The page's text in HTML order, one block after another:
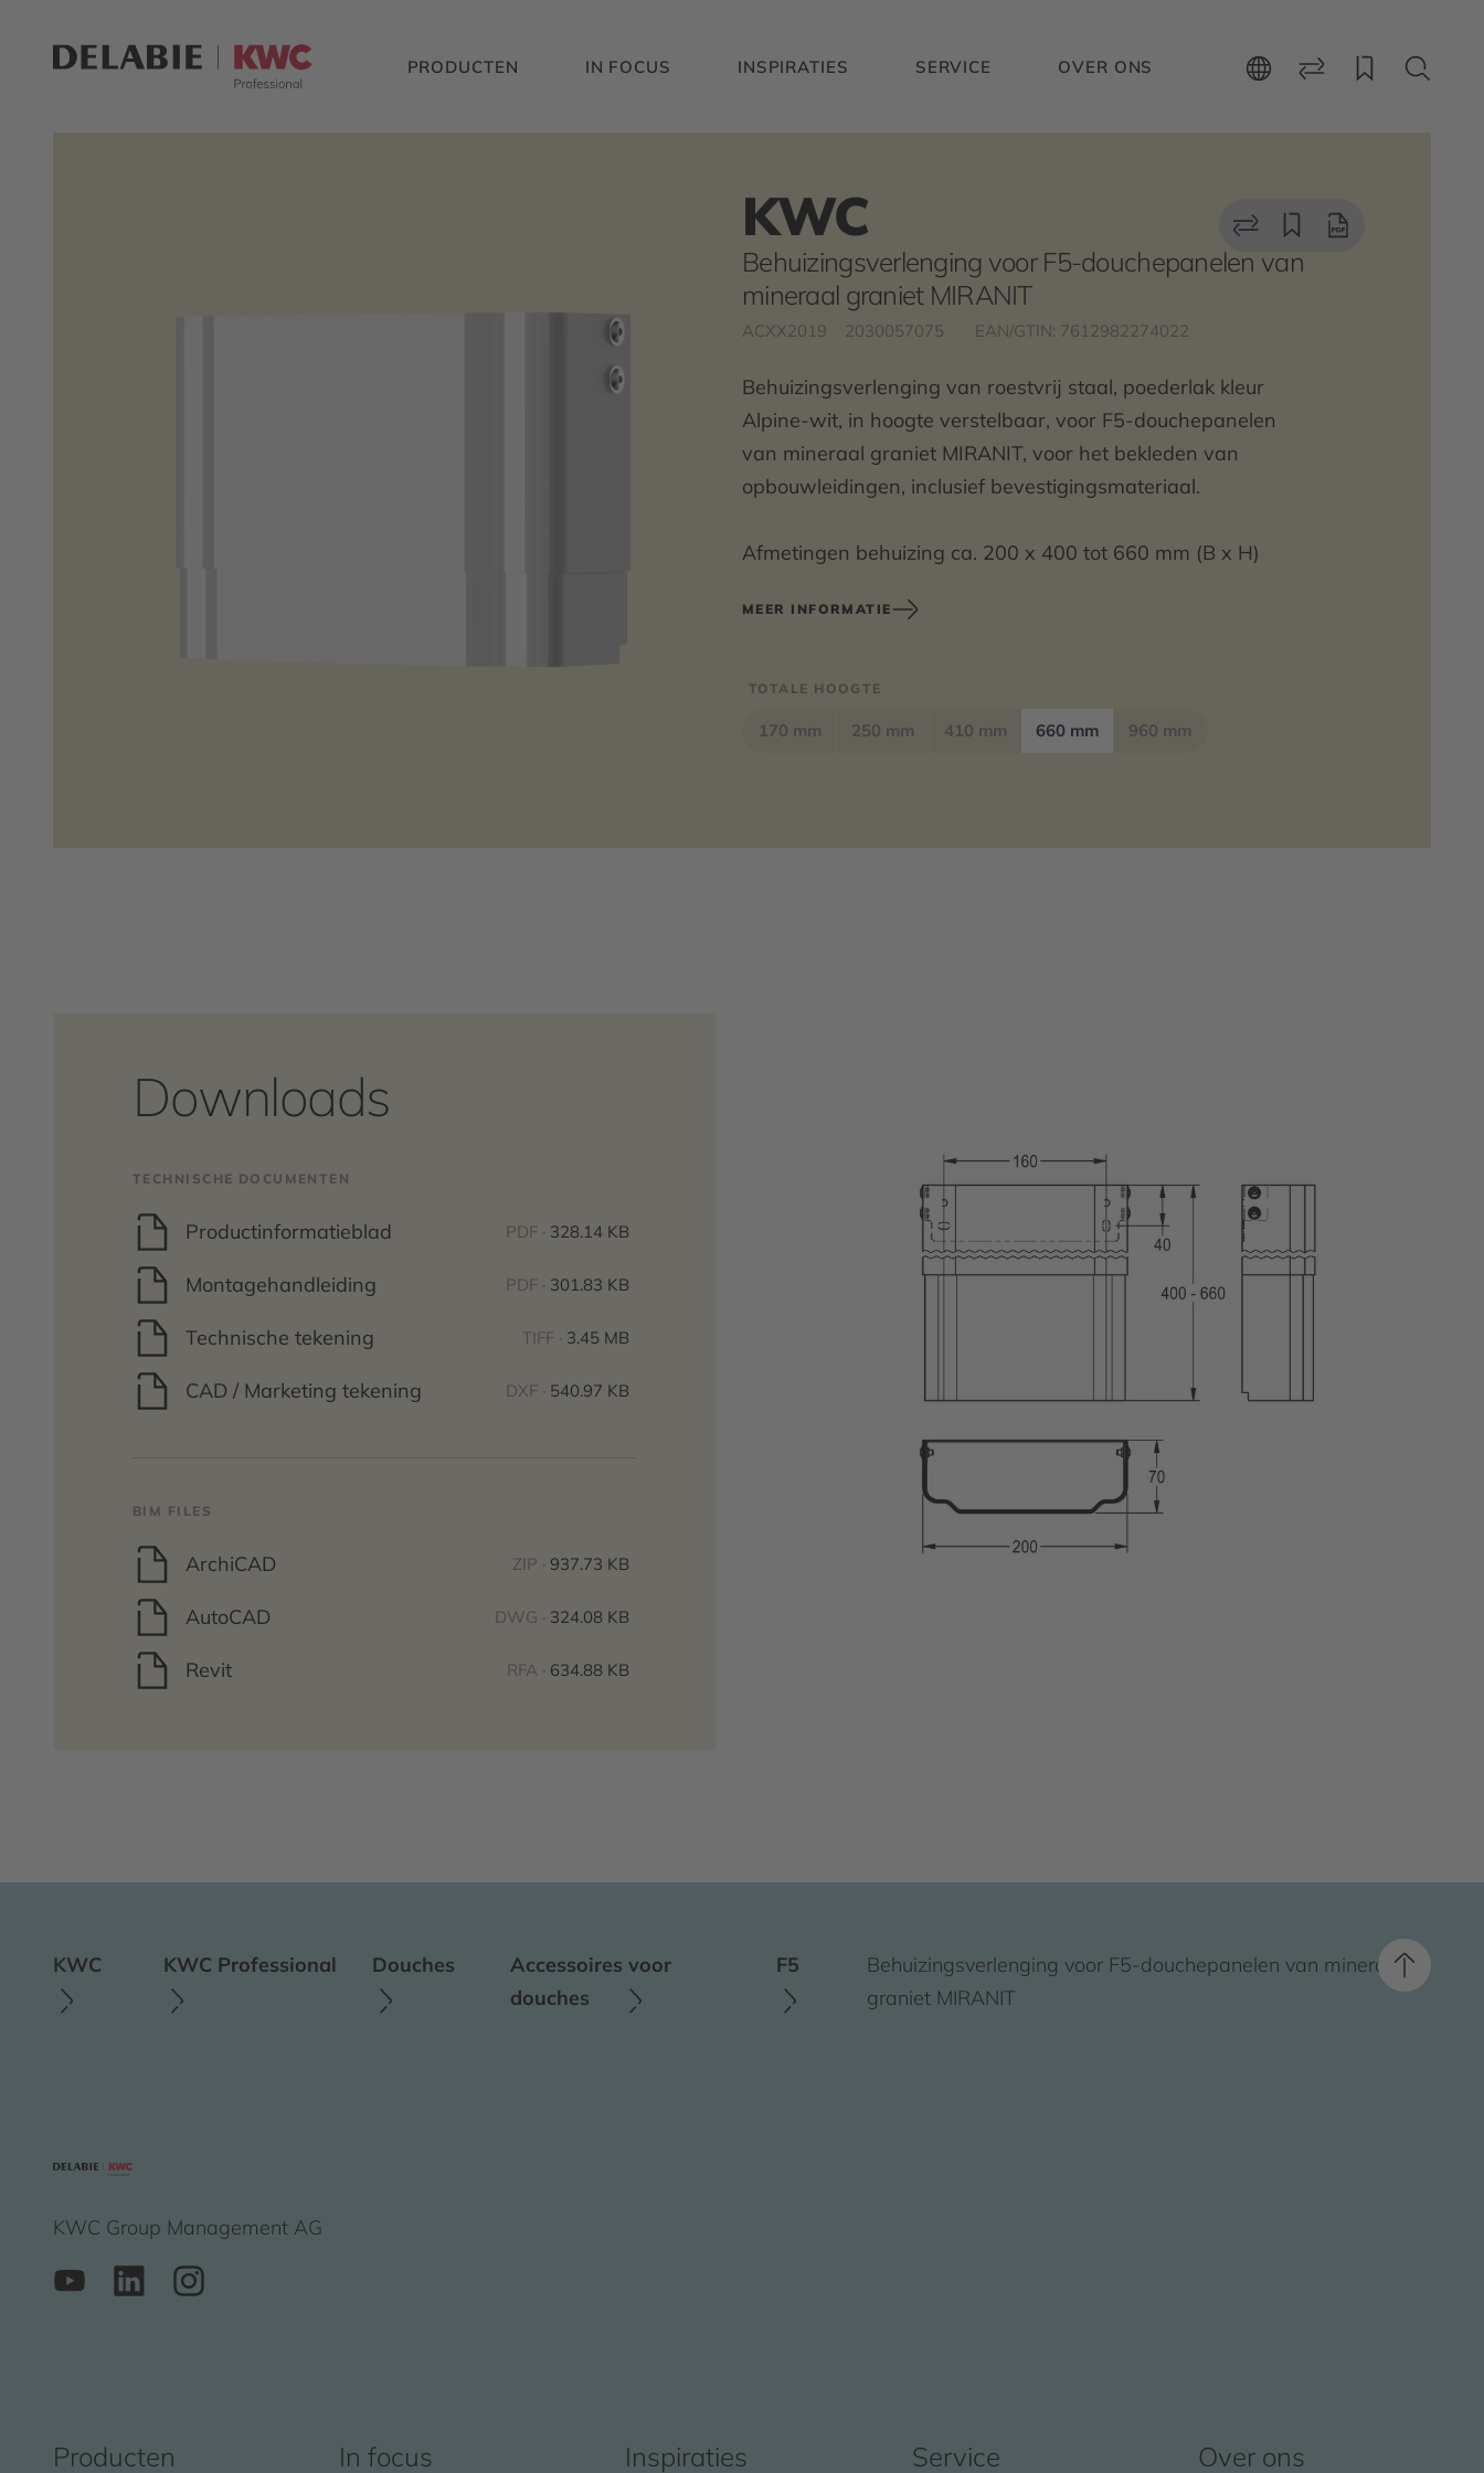
PRODUCTEN IN FOCUS INSPIRATIES SERVICE OVER ONS
KWC
Behuizingsverlenging voor F5-douchepanelen van
mineraal graniet MIRANIT
ACXX2019 2030057075 EAN/GTIN: 7612982274022
Behuizingsverlenging van roestvrij staal, poederlak kleur
Alpine-wit, in hoogte verstelbaar, voor F5-douchepanelen
van mineraal graniet MIRANIT, voor het bekleden van
opbouwleidingen, inclusief bevestigingsmateriaal.
Afmetingen behuizing ca. 200 x 400 tot 660 mm (B x H)
MEER INFORMATIE
TOTALE HOOGTE
170 mm 250 mm 410 mm 660 mm 960 mm
Downloads
TECHNISCHE DOCUMENTEN
Productinformatieblad PDF · 328.14 KB
Montagehandleiding PDF · 301.83 KB
Technische tekening TIFF · 3.45 MB
CAD / Marketing tekening DXF · 540.97 KB
BIM FILES
ArchiCAD ZIP · 937.73 KB
AutoCAD DWG · 324.08 KB
Revit RFA · 634.88 KB
KWC KWC Professional Douches
Accessoires voor
douches
F5
Behuizingsverlenging voor F5-douchepanelen van mineraal
graniet MIRANIT
KWC Group Management AG
Producten In focus Inspiraties Service Over ons